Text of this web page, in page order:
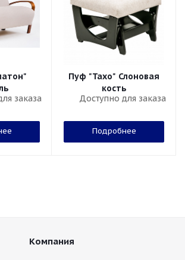
заказа
Пуф "Тахо" Слоновая
кость
Доступно для заказа
Подробнее
Компания